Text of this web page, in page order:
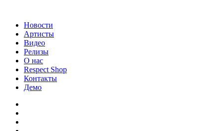
Новости
Артисты
Видео
Релизы
О нас
Respect Shop
Контакты
Демо